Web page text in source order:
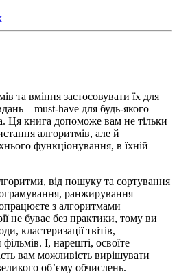
та вміння застосовувати їх для
– must-have для будь-якого
Ця книга допоможе вам не тільки
алгоритмів, але й
функціонування, в їхній
від пошуку та сортування
ранжирування
з алгоритмами
не буває без практики, тому ви
кластеризації твітів,
І, нарешті, освоїте
вам можливість вирішувати
об’єму обчислень.